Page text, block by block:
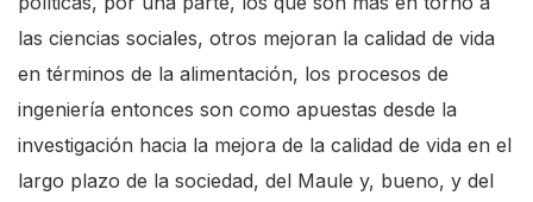
las ciencias sociales, otros mejoran la calidad de vida
en términos de la alimentación, los procesos de
ingeniería entonces son como apuestas desde la
investigación hacia la mejora de la calidad de vida en el
largo plazo de la sociedad, del Maule y, bueno, y del